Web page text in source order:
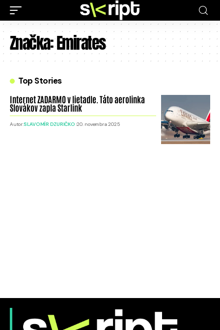
Značka:Emirates
Top Stories
Internet ZADARMO v lietadle. Táto aerolinka
Slovákov zapla Starlink
Autor:SLAVOMÍR DZURIČKO 20. novembra 2025